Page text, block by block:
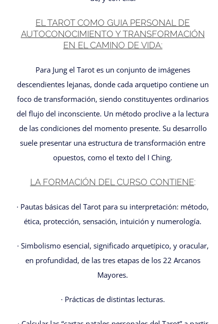
EL TAROT COMO GUIA PERSONAL DE
AUTOCONOCIMIENTO Y TRANSFORMACIÓN
EN EL CAMINO DE VIDA:
Para Jung el Tarot es un conjunto de imágenes
descendientes lejanas, donde cada arquetipo contiene un
foco de transformación, siendo constituyentes ordinarios
del flujo del inconsciente. Un método proclive a la lectura
de las condiciones del momento presente. Su desarrollo
suele presentar una estructura de transformación entre
opuestos, como el texto del I Ching.
LA FORMACIÓN DEL CURSO CONTIENE:
· Pautas básicas del Tarot para su interpretación: método,
ética, protección, sensación, intuición y numerología.
· Simbolismo esencial, significado arquetípico, y oracular,
en profundidad, de las tres etapas de los 22 Arcanos
Mayores.
· Prácticas de distintas lecturas.